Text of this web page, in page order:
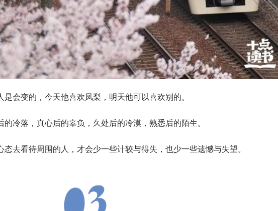
会变的，今天他喜欢凤梨，明天他可以喜欢别的。
冷落，真心后的辜负，久处后的冷漠，熟悉后的陌生。
去看待周围的人，才会少一些计较与得失，也少一些遗憾与失望。